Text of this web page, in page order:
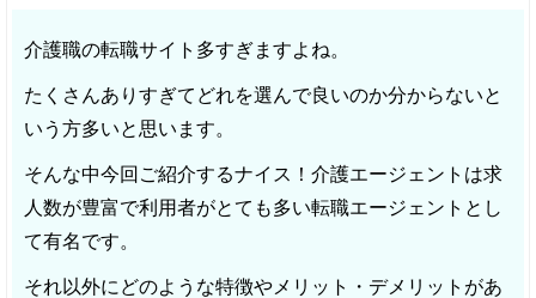
介護職の転職サイト多すぎますよね。
たくさんありすぎてどれを選んで良いのか分からないと
いう方多いと思います。
そんな中今回ご紹介するナイス！介護エージェントは求
人数が豊富で利用者がとても多い転職エージェントとし
て有名です。
それ以外にどのような特徴やメリット・デメリットがあ